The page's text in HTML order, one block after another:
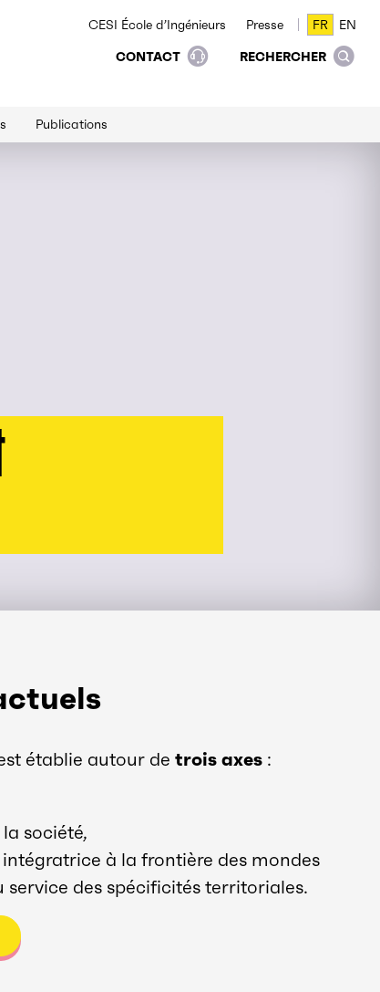
CESI École d’Ingénieurs Presse FR
FR EN
EN
CONTACT
RECHERCHER
Publications
établie autour de trois axes :
société,
à la frontière des mondes
service des spécificités territoriales.